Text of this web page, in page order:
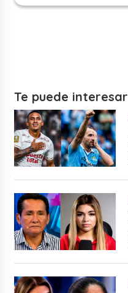
Te puede interesar